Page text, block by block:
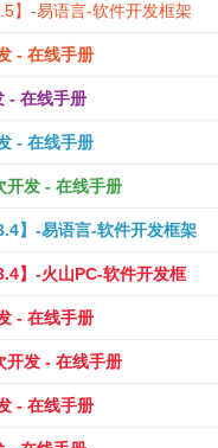
】-易语言-软件开发框架
- 在线手册
- 在线手册
- 在线手册
开发 - 在线手册
】-易语言-软件开发框架
】-火山PC-软件开发框
- 在线手册
开发 - 在线手册
- 在线手册